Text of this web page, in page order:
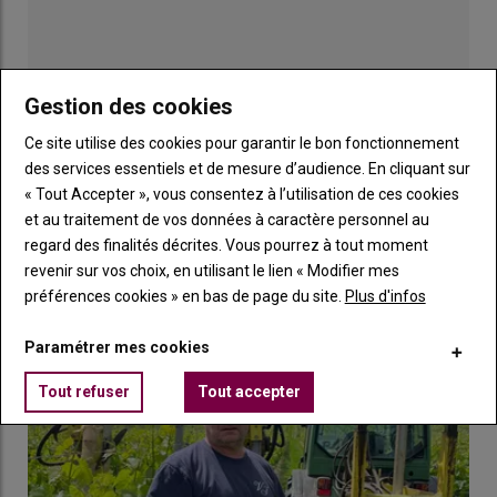
Lire aussi :Amertume des vins blancs : les
découvertes de Tom Estier récompensées
par l’Académie Amorim
Publicité
LES PLUS LUS
Gestion des cookies
Ce site utilise des cookies pour garantir le bon fonctionnement
des services essentiels et de mesure d’audience. En cliquant sur
« Tout Accepter », vous consentez à l’utilisation de ces cookies
et au traitement de vos données à caractère personnel au
regard des finalités décrites. Vous pourrez à tout moment
revenir sur vos choix, en utilisant le lien « Modifier mes
préférences cookies » en bas de page du site. Plus d'infos
Paramétrer mes cookies
Tout refuser Tout accepter